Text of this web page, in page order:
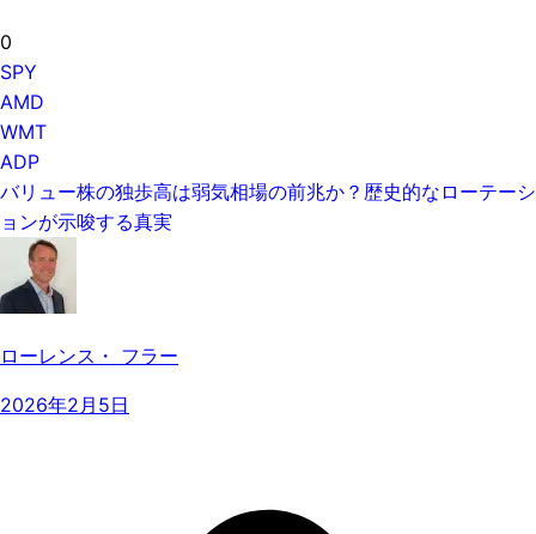
0
SPY
AMD
WMT
ADP
バリュー株の独歩高は弱気相場の前兆か？歴史的なローテーシ
ョンが示唆する真実
ローレンス・ フラー
2026年2月5日